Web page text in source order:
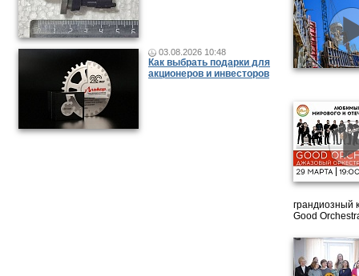
03.08.2026 10:48
Как выбрать подарки для
акционеров и инвесторов
грандиозный
Good